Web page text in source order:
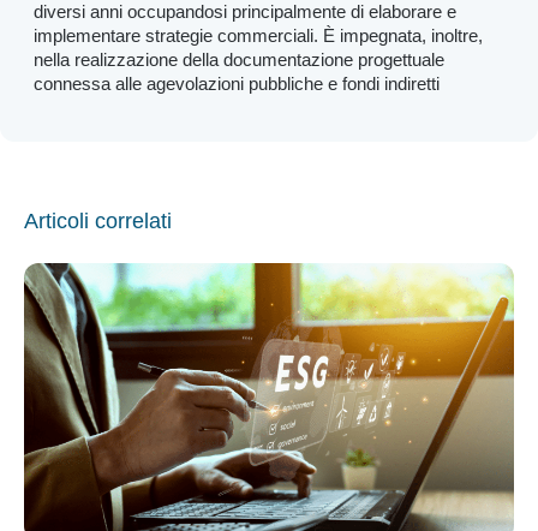
diversi anni occupandosi principalmente di elaborare e
implementare strategie commerciali. È impegnata, inoltre,
nella realizzazione della documentazione progettuale
connessa alle agevolazioni pubbliche e fondi indiretti
Articoli correlati